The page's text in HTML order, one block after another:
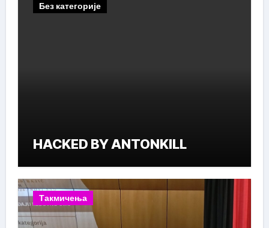
Без категорије
HACKED BY ANTONKILL
Такмичења